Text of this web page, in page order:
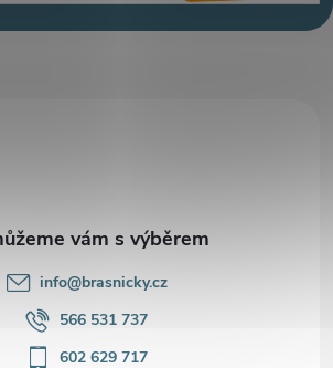
info@brasnicky.cz
566 531 737
602 629 717